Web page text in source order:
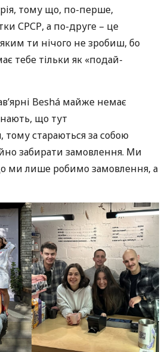
тому що, по-перше,
СРСР, а по-друге – це
ти нічого не зробиш, бо
тебе тільки як «подай-
Beshá майже немає
що тут
тому стараються за собою
забирати замовлення. Ми
ми лише робимо замовлення, а